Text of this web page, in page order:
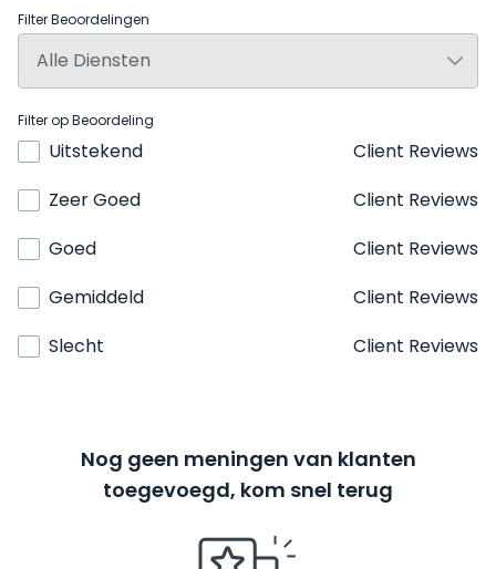
Filter Beoordelingen
Filter op Beoordeling
Uitstekend
Client Reviews
Zeer Goed
Client Reviews
Goed
Client Reviews
Gemiddeld
Client Reviews
Slecht
Client Reviews
Nog geen meningen van klanten
toegevoegd, kom snel terug